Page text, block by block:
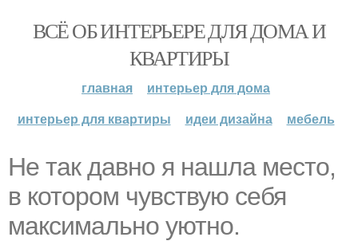
ВСЁ ОБ ИНТЕРЬЕРЕ ДЛЯ ДОМА И
КВАРТИРЫ
главная
интерьер для дома
интерьер для квартиры
идеи дизайна мебель
Не так давно я нашла место,
в котором чувствую себя
максимально уютно.